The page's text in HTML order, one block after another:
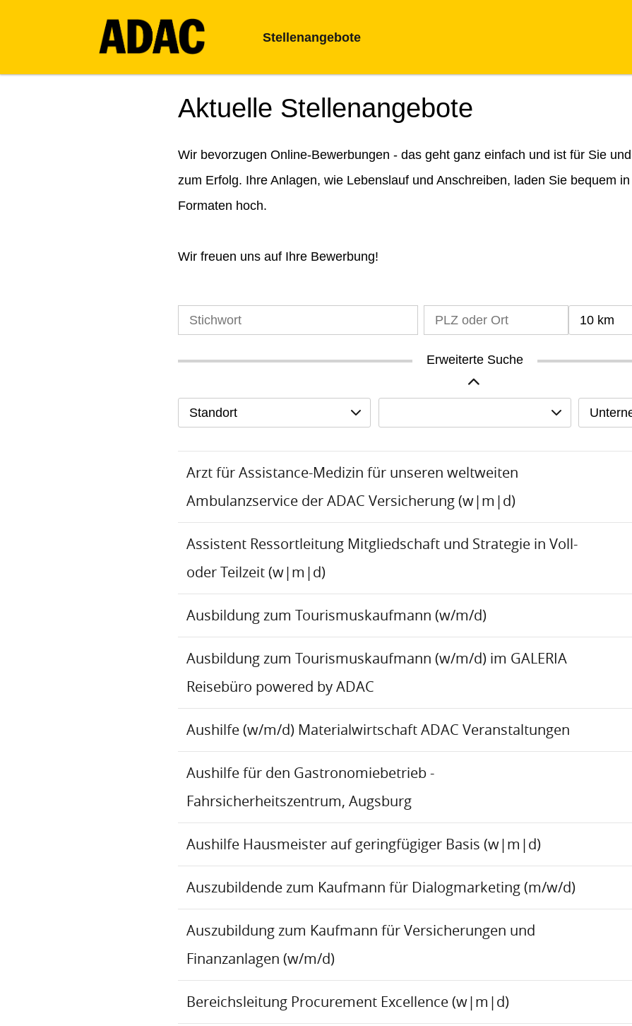
Stellenangebote
Aktuelle Stellenangebote
Wir bevorzugen Online-Bewerbungen - das geht ganz einfach und ist für Sie
zum Erfolg. Ihre Anlagen, wie Lebenslauf und Anschreiben, laden Sie bequem
Formaten hoch.
Wir freuen uns auf Ihre Bewerbung!
10 km
Erweiterte Suche
Standort
Arzt für Assistance-Medizin für unseren weltweiten
Ambulanzservice der ADAC Versicherung (w|m|d)
Assistent Ressortleitung Mitgliedschaft und Strategie in Voll-
oder Teilzeit (w|m|d)
Ausbildung zum Tourismuskaufmann (w/m/d)
Ausbildung zum Tourismuskaufmann (w/m/d) im GALERIA
Reisebüro powered by ADAC
Aushilfe (w/m/d) Materialwirtschaft ADAC Veranstaltungen
Aushilfe für den Gastronomiebetrieb -
Fahrsicherheitszentrum, Augsburg
Aushilfe Hausmeister auf geringfügiger Basis (w|m|d)
Auszubildende zum Kaufmann für Dialogmarketing (m/w/d)
Auszubildung zum Kaufmann für Versicherungen und
Finanzanlagen (w/m/d)
Bereichsleitung Procurement Excellence (w|m|d)